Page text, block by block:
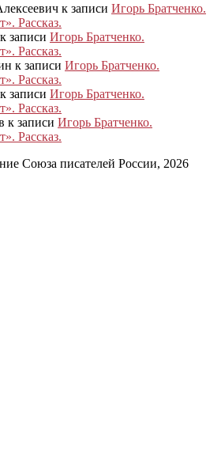
к записи Игорь Братченко.
Рассказ.
к записи Игорь Братченко.
Рассказ.
к записи Игорь Братченко.
Рассказ.
к записи Игорь Братченко.
Рассказ.
к записи Игорь Братченко.
Рассказ.
Союза писателей России, 2026